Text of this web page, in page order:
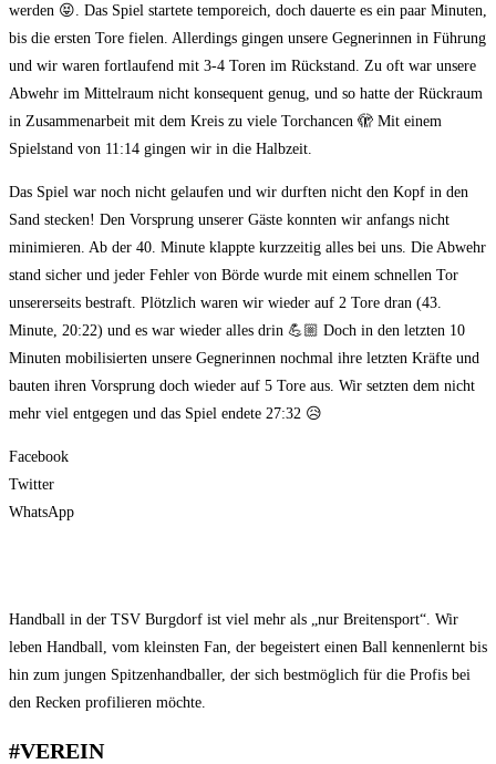
werden 😝. Das Spiel startete temporeich, doch dauerte es ein paar Minuten,
bis die ersten Tore fielen. Allerdings gingen unsere Gegnerinnen in Führung
und wir waren fortlaufend mit 3-4 Toren im Rückstand. Zu oft war unsere
Abwehr im Mittelraum nicht konsequent genug, und so hatte der Rückraum
in Zusammenarbeit mit dem Kreis zu viele Torchancen 🫣 Mit einem
Spielstand von 11:14 gingen wir in die Halbzeit.
Das Spiel war noch nicht gelaufen und wir durften nicht den Kopf in den
Sand stecken! Den Vorsprung unserer Gäste konnten wir anfangs nicht
minimieren. Ab der 40. Minute klappte kurzzeitig alles bei uns. Die Abwehr
stand sicher und jeder Fehler von Börde wurde mit einem schnellen Tor
unsererseits bestraft. Plötzlich waren wir wieder auf 2 Tore dran (43.
Minute, 20:22) und es war wieder alles drin 💪🏼 Doch in den letzten 10
Minuten mobilisierten unsere Gegnerinnen nochmal ihre letzten Kräfte und
bauten ihren Vorsprung doch wieder auf 5 Tore aus. Wir setzten dem nicht
mehr viel entgegen und das Spiel endete 27:32 😥
Facebook
Twitter
WhatsApp
Handball in der TSV Burgdorf ist viel mehr als „nur Breitensport“. Wir
leben Handball, vom kleinsten Fan, der begeistert einen Ball kennenlernt bis
hin zum jungen Spitzenhandballer, der sich bestmöglich für die Profis bei
den Recken profilieren möchte.
#VEREIN